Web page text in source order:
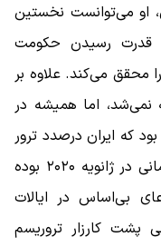
او می‌توانست نخستین
۴۷ سال از به قدرت رسیدن حکومت
محقق می‌کند. علاوه بر
نمی‌شد، اما همیشه در
که ایران درصدد ترور
ترامپ به عنوان انتقام ترور ژنرال سلیمانی در ژانویه ۲۰۲۰ بوده
بی‌اساس در ایالات
پشت کارزار تروریسم